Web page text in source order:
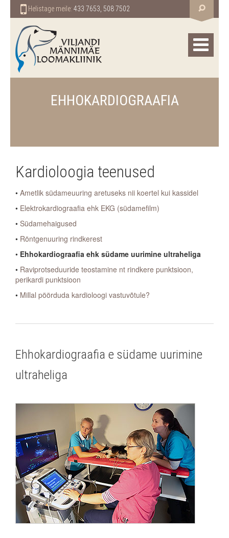
Helistage meile: 433 7653, 508 7502
EHHOKARDIOGRAAFIA
Kardioloogia teenused
• Ametlik südameuuring aretuseks nii koertel kui kassidel
• Elektrokardiograafia ehk EKG (südamefilm)
• Südamehaigused
• Röntgenuuring rindkerest
• Ehhokardiograafia ehk südame uurimine ultraheliga
• Raviprotseduuride teostamine nt rindkere punktsioon,
perikardi punktsioon
• Millal pöörduda kardioloogi vastuvõtule?
Ehhokardiograafia e südame uurimine
ultraheliga